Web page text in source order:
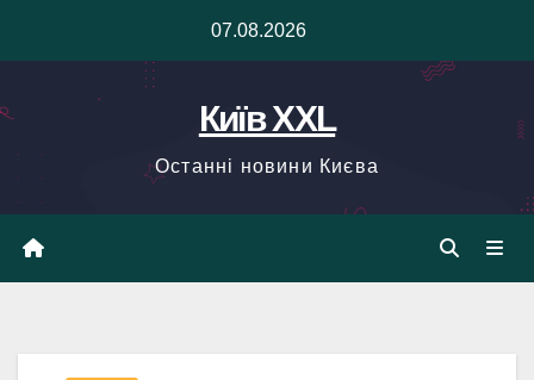
07.08.2026
Київ XXL
Останні новини Києва